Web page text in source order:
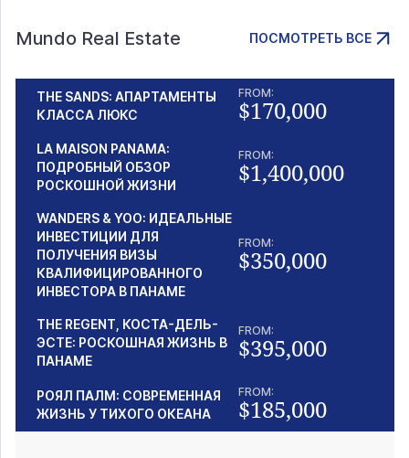
Mundo Real Estate ПОСМОТРЕТЬ ВСЕ
THE SANDS: АПАРТАМЕНТЫ
КЛАССА ЛЮКС
FROM:
$170,000
LA MAISON PANAMA:
ПОДРОБНЫЙ ОБЗОР
РОСКОШНОЙ ЖИЗНИ
FROM:
$1,400,000
WANDERS & YOO: ИДЕАЛЬНЫЕ
ИНВЕСТИЦИИ ДЛЯ
ПОЛУЧЕНИЯ ВИЗЫ
КВАЛИФИЦИРОВАННОГО
ИНВЕСТОРА В ПАНАМЕ
FROM:
$350,000
THE REGENT, КОСТА-ДЕЛЬ-
ЭСТЕ: РОСКОШНАЯ ЖИЗНЬ В
ПАНАМЕ
FROM:
$395,000
РОЯЛ ПАЛМ: СОВРЕМЕННАЯ
ЖИЗНЬ У ТИХОГО ОКЕАНА
FROM:
$185,000